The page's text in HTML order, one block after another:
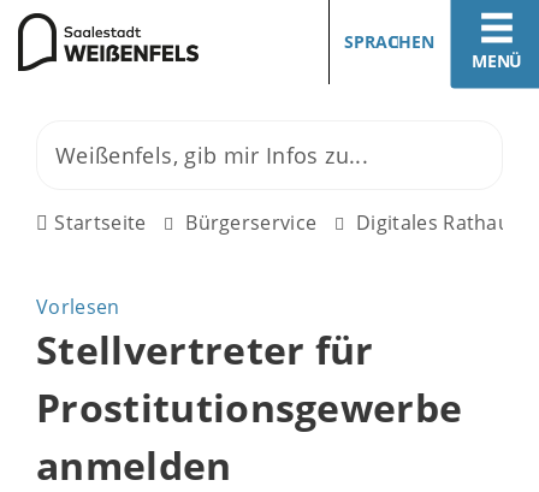
MENÜ
SPRACHEN
Startseite Bürgerservice Digitales Rathaus
Vorlesen
Stellvertreter für
Prostitutionsgewerbe
anmelden